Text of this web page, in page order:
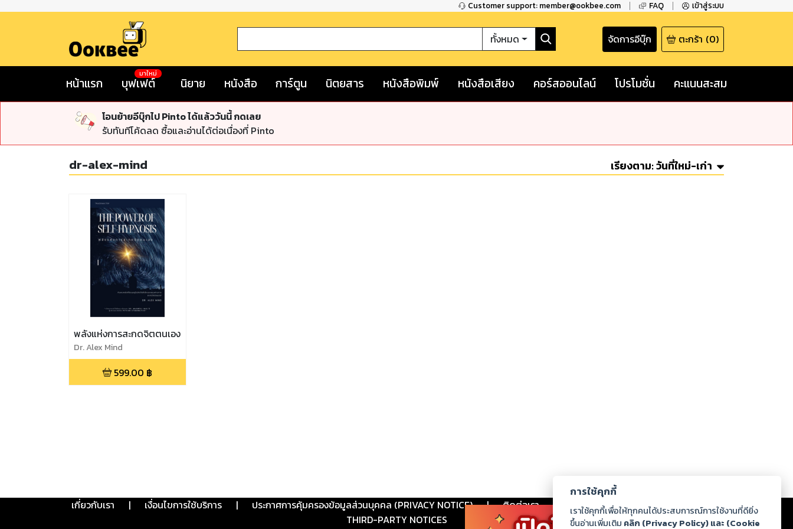
Customer support: member@ookbee.com FAQ เข้าสู่ระบบ
ทั้งหมด จัดการอีบุ๊ก ตะกร้า (0)
หน้าแรก บุฟเฟต์
มาใหม่
นิยาย หนังสือ การ์ตูน นิตยสาร หนังสือพิมพ์ หนังสือเสียง คอร์สออนไลน์ โปรโมชั่น คะแนนสะสม
โอนย้ายอีบุ๊กไป Pinto ได้แล้ววันนี้ กดเลย
รับทันทีโค้ดลด ซื้อและอ่านได้ต่อเนื่องที่ Pinto
dr-alex-mind เรียงตาม:วันที่ใหม่-เก่า
พลังแห่งการสะกดจิตตนเอง
Dr. Alex Mind
599.00 ฿
เกี่ยวกับเรา | เงื่อนไขการใช้บริการ | ประกาศการคุ้มครองข้อมูลส่วนบุคคล (PRIVACY NOTICE) | ติดต่อเรา ร่วมงานกับเรา ดาวน์โหลด
THIRD-PARTY NOTICES
การใช้คุกกี้
เราใช้คุกกี้เพื่อให้ทุกคนได้ประสบการณ์การใช้งานที่ดียิ่ง
ขึ้นอ่านเพิ่มเติม คลิก (Privacy Policy) และ (Cookie